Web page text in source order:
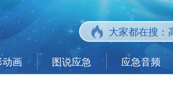
动画 图说应急 应急音频